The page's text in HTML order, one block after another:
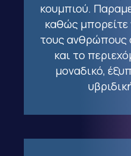
κουμπιού.
καθώς μπορείτε
τους ανθρώπους
και το
μοναδικό,